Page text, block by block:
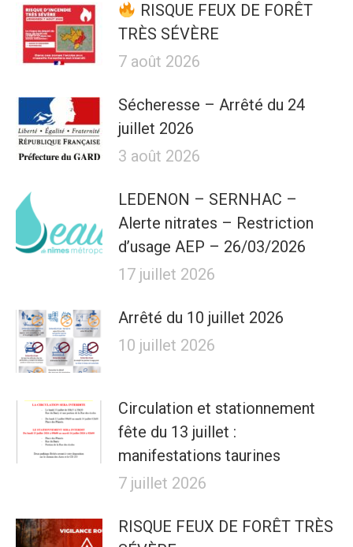
RISQUE FEUX DE FORÊT
TRÈS SÉVÈRE
7 août 2026
Sécheresse – Arrêté du 24
juillet 2026
3 août 2026
LEDENON – SERNHAC –
Alerte nitrates – Restriction
d’usage AEP – 26/03/2026
17 juillet 2026
Arrêté du 10 juillet 2026
10 juillet 2026
Circulation et stationnement
fête du 13 juillet :
manifestations taurines
7 juillet 2026
RISQUE FEUX DE FORÊT TRÈS